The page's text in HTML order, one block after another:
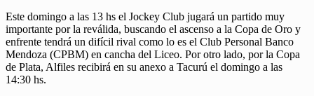
Este domingo a las 13 hs el Jockey Club jugará un partido muy
importante por la reválida, buscando el ascenso a la Copa de Oro y
enfrente tendrá un difícil rival como lo es el Club Personal Banco
Mendoza (CPBM) en cancha del Liceo. Por otro lado, por la Copa
de Plata, Alfiles recibirá en su anexo a Tacurú el domingo a las
14:30 hs.